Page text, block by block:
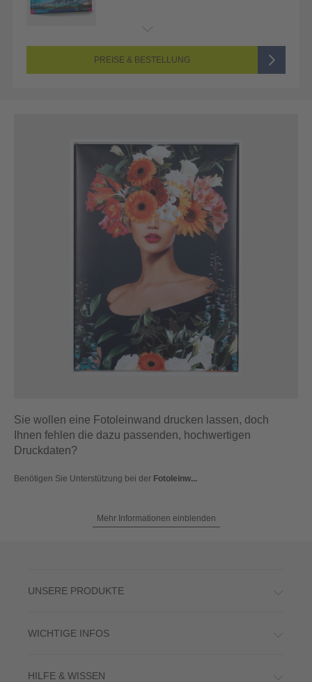
PREISE & BESTELLUNG
Sie wollen eine Fotoleinwand drucken lassen, doch
Ihnen fehlen die dazu passenden, hochwertigen
Druckdaten?
Benötigen Sie Unterstützung bei der Fotoleinw...
Mehr Informationen einblenden
UNSERE PRODUKTE
WICHTIGE INFOS
HILFE & WISSEN